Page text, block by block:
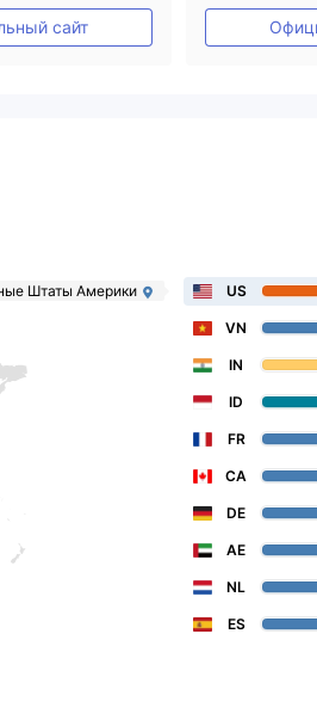
MT4
сайт
Штаты Америки US
VN
IN
ID
FR
CA
DE
AE
NL
ES